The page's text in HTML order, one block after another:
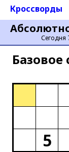
Сегодня
Кроссворды
Базовое
5